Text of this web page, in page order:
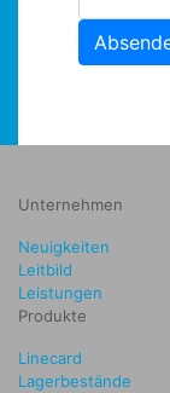
Unternehmen
Neuigkeiten
Leitbild
Leistungen
Produkte
Linecard
Lagerbestände